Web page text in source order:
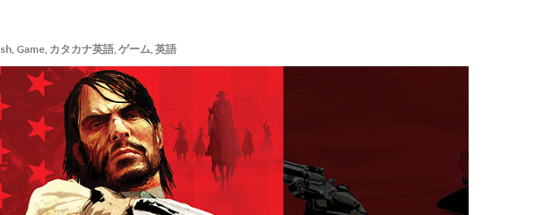
, Game, カタカナ英語, ゲーム, 英語